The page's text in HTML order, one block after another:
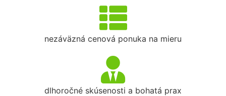
nezáväzná cenová ponuka na mieru
dlhoročné skúsenosti a bohatá prax